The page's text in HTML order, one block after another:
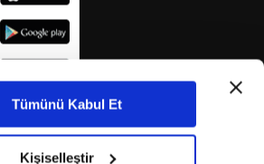
Tümünü Kabul Et
Kişiselleştir